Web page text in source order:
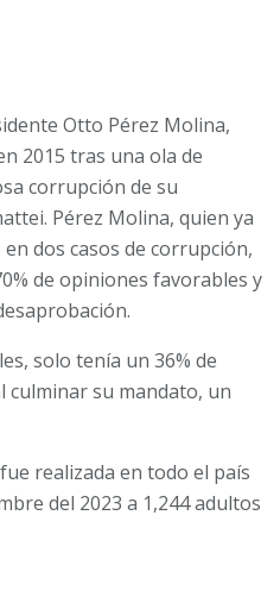
Otto Pérez Molina,
2015 tras una ola de
corrupción de su
Pérez Molina, quien ya
dos casos de corrupción,
de opiniones favorables y
solo tenía un 36% de
culminar su mandato, un
realizada en todo el país
del 2023 a 1,244 adultos